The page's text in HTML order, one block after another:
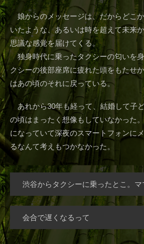
娘からのメッセージは、だからどこ
いたような、あるいは時を超えて未来
思議な感覚を届けてくる。
独身時代に乗ったタクシーの匂いを
クシーの後部座席に疲れた頭をもたせ
はあの頃のそれに戻っている。
あれから30年も経って、結婚して子
の頃はまったく想像もしていなかった
になっていて深夜のスマートフォンに
るなんて考えもつかなかった。
渋谷からタクシーに乗ったとこ。マ
会合で遅くなるって